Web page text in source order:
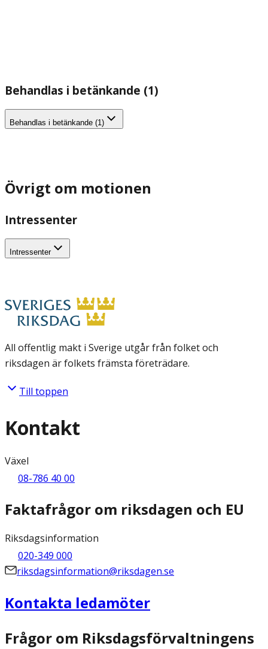
Behandlas i betänkande (1)
Behandlas i betänkande (1)
Övrigt om motionen
Intressenter
Intressenter
All offentlig makt i Sverige utgår från folket och
riksdagen är folkets främsta företrädare.
Till toppen
Kontakt
Växel
08-786 40 00
Faktafrågor om riksdagen och EU
Riksdagsinformation
020-349 000
riksdagsinformation@riksdagen.se
Kontakta ledamöter
Frågor om Riksdagsförvaltningens